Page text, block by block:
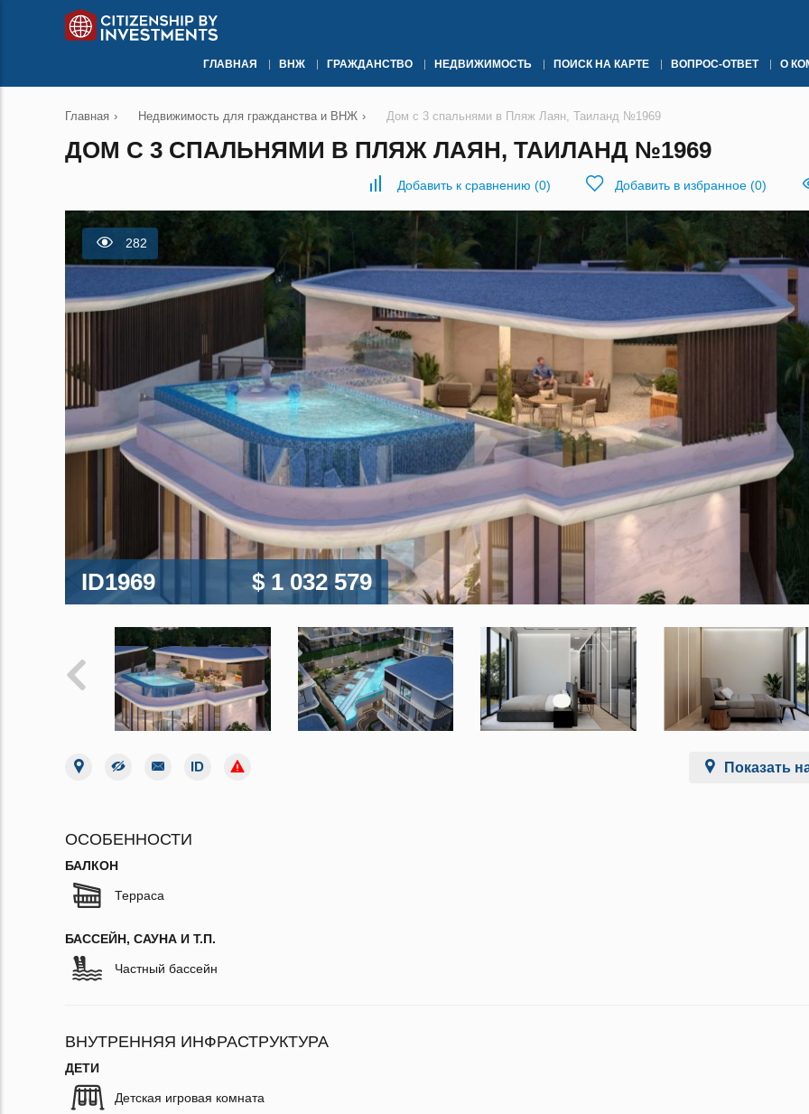
ГЛАВНАЯ ВНЖ ГРАЖДАНСТВО НЕДВИЖИМОСТЬ ПОИСК НА КАРТЕ ВОПРОС-ОТВЕТ О
Главная › Недвижимость для гражданства и ВНЖ › Дом с 3 спальнями в Пляж Лаян, Таиланд №1969
ДОМ С 3 СПАЛЬНЯМИ В ПЛЯЖ ЛАЯН, ТАИЛАНД №1969
Добавить к сравнению (0) Добавить в избранное (0)
282
ID1969 $ 1 032 579
Показать
ОСОБЕННОСТИ
БАЛКОН
Терраса
БАССЕЙН, САУНА И Т.П.
Частный бассейн
ВНУТРЕННЯЯ ИНФРАСТРУКТУРА
ДЕТИ
Детская игровая комната